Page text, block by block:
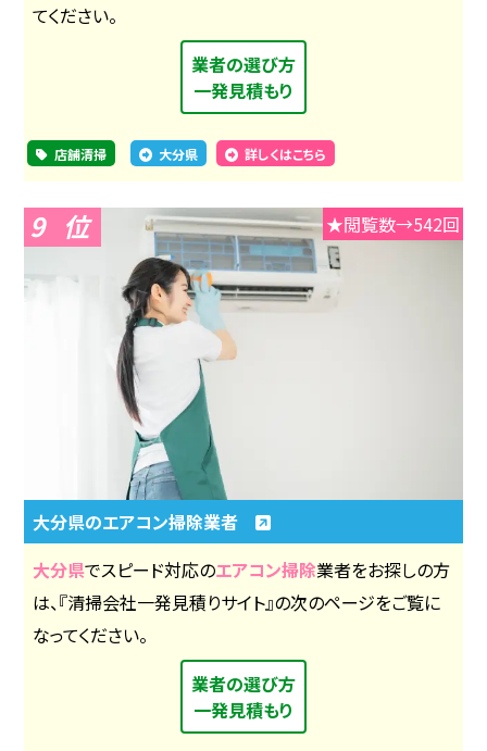
てください。
業者の選び方
一発見積もり
店舗清掃 大分県 詳しくはこちら
9 ★閲覧数→542回
大分県のエアコン掃除業者
大分県でスピード対応のエアコン掃除業者をお探しの方
は、『清掃会社一発見積りサイト』の次のページをご覧に
なってください。
業者の選び方
一発見積もり